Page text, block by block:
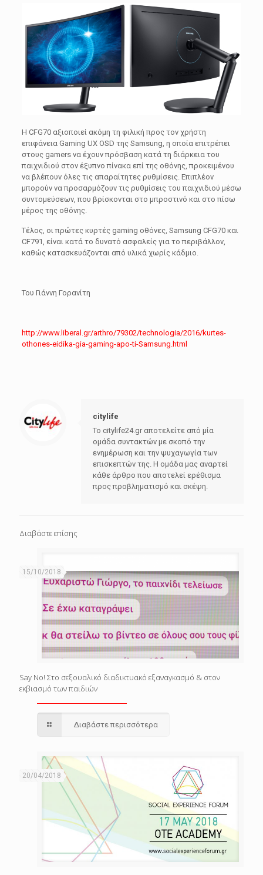
Η CFG70 αξιοποιεί ακόμη τη φιλική προς τον χρήστη
επιφάνεια Gaming UX OSD της Samsung, η οποία επιτρέπει
στους gamers να έχουν πρόσβαση κατά τη διάρκεια του
παιχνιδιού στον έξυπνο πίνακα επί της οθόνης, προκειμένου
να βλέπουν όλες τις απαραίτητες ρυθμίσεις. Επιπλέον
μπορούν να προσαρμόζουν τις ρυθμίσεις του παιχνιδιού μέσω
συντομεύσεων, που βρίσκονται στο μπροστινό και στο πίσω
μέρος της οθόνης.
Τέλος, οι πρώτες κυρτές gaming οθόνες, Samsung CFG70 και
CF791, είναι κατά το δυνατό ασφαλείς για το περιβάλλον,
καθώς κατασκευάζονται από υλικά χωρίς κάδμιο.
Του Γιάννη Γορανίτη
http://www.liberal.gr/arthro/79302/technologia/2016/kurtes-
othones-eidika-gia-gaming-apo-ti-Samsung.html
citylife
Το citylife24.gr αποτελείτε από μία
ομάδα συντακτών με σκοπό την
ενημέρωση και την ψυχαγωγία των
επισκεπτών της. Η ομάδα μας αναρτεί
κάθε άρθρο που αποτελεί ερέθισμα
προς προβληματισμό και σκέψη.
Διαβάστε επίσης
15/10/2018
Say Nο! Στο σεξουαλικό διαδικτυακό εξαναγκασμό & στον
εκβιασμό των παιδιών
Διαβάστε περισσότερα
20/04/2018